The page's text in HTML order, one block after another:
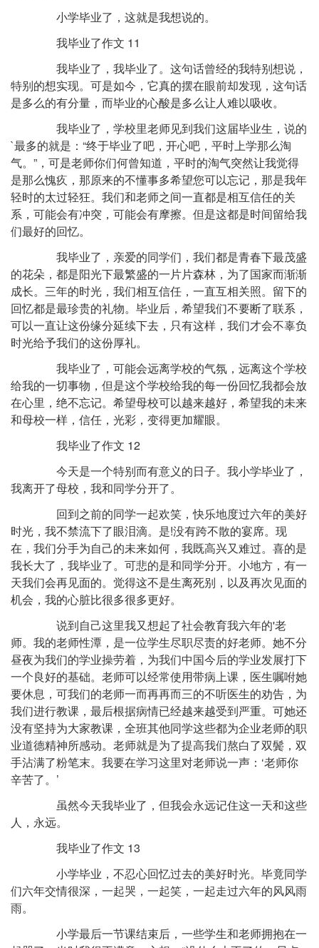
小学毕业了，这就是我想说的。
我毕业了作文 11
我毕业了，我毕业了。这句话曾经的我特别想说，
特别的想实现。可是如今，它真的摆在眼前却发现，这句话
是多么的有分量，而毕业的心酸是多么让人难以吸收。
我毕业了，学校里老师见到我们这届毕业生，说的
`最多的就是：“终于毕业了吧，开心吧，平时上学那么淘
气。”，可是老师你们何曾知道，平时的淘气突然让我觉得
是那么愧疚，那原来的不懂事多希望您可以忘记，那是我年
轻时的太过轻狂。我们和老师之间一直都是相互信任的关
系，可能会有冲突，可能会有摩擦。但是这都是时间留给我
们最好的回忆。
我毕业了，亲爱的同学们，我们都是青春下最茂盛
的花朵，都是阳光下最繁盛的一片片森林，为了国家而渐渐
成长。三年的时光，我们相互信任，一直互相关照。留下的
回忆都是最珍贵的礼物。毕业后，希望我们不要断了联系，
可以一直让这份缘分延续下去，只有这样，我们才会不辜负
时光给予我们的这份厚礼。
我毕业了，可能会远离学校的气氛，远离这个学校
给我的一切事物，但是这个学校给我的每一份回忆我都会放
在心里，绝不忘记。希望母校可以越来越好，希望我的未来
和母校一样，信任，光彩，变得更加耀眼。
我毕业了作文 12
今天是一个特别而有意义的日子。我小学毕业了，
我离开了母校，我和同学分开了。
回到之前的同学一起欢笑，快乐地度过六年的美好
时光，我不禁流下了眼泪滴。是!没有跨不散的宴席。现
在，我们分手为自己的未来如何，我既高兴又难过。喜的是
我长大了，我毕业了。可悲的是和同学分开。小地方，有一
天我们会再见面的。觉得这不是生离死别，以及再次见面的
机会，我的心脏比很多很多更好。
说到自己这里我又想起了社会教育我六年的'老
师。我的老师性潭，是一位学生尽职尽责的好老师。她不分
昼夜为我们的学业操劳着，为我们中国今后的学业发展打下
一个良好的基础。老师可以经常使用带病上课，医生嘱咐她
要休息，可我们的老师一而再再而三的不听医生的劝告，为
我们进行教课，最后根据病情已经越来越受到严重。可她还
没有坚持为大家教课，全班其他同学这些都为企业老师的职
业道德精神所感动。老师就是为了提高我们熬白了双鬓，双
手沾满了粉笔末。我要在学习这里对老师说一声：‘老师你
辛苦了。’
虽然今天我毕业了，但我会永远记住这一天和这些
人，永远。
我毕业了作文 13
小学毕业，不忍心回忆过去的美好时光。毕竟同学
们六年交情很深，一起哭，一起笑，一起走过六年的风风雨
雨。
小学最后一节课结束后，一些学生和老师拥抱在一